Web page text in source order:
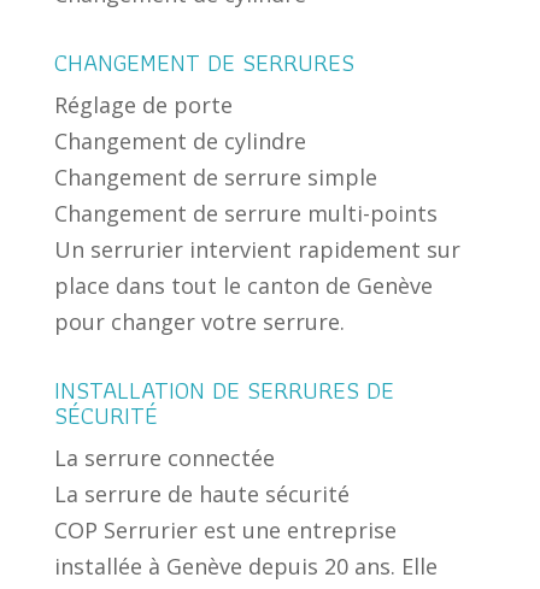
CHANGEMENT DE SERRURES
Réglage de porte
Changement de cylindre
Changement de serrure simple
Changement de serrure multi-points
Un serrurier intervient rapidement sur
place dans tout le canton de Genève
pour changer votre serrure.
INSTALLATION DE SERRURES DE
SÉCURITÉ
La serrure connectée
La serrure de haute sécurité
COP Serrurier est une entreprise
installée à Genève depuis 20 ans. Elle